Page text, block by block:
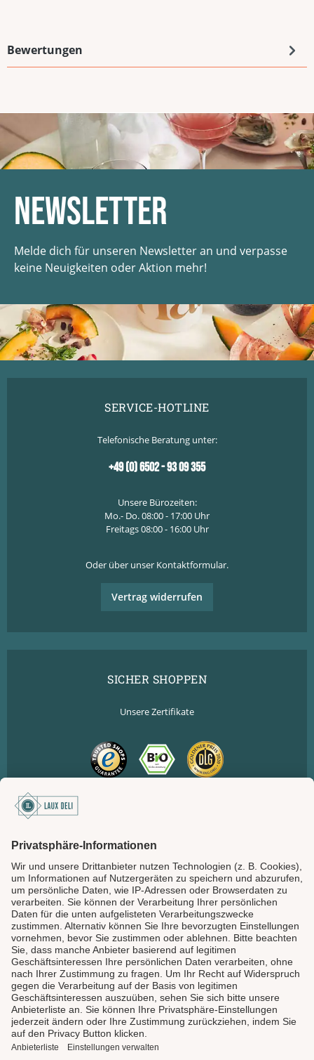
Bewertungen
Newsletter
Melde dich für unseren Newsletter an und verpasse
keine Neuigkeiten oder Aktion mehr!
SERVICE-HOTLINE
Telefonische Beratung unter:
+49 (0) 6502 - 93 09 355
Unsere Bürozeiten:
Mo.- Do. 08:00 - 17:00 Uhr
Freitags 08:00 - 16:00 Uhr
Oder über unser Kontaktformular.
Vertrag widerrufen
SICHER SHOPPEN
Unsere Zertifikate
SICHER BEZAHLEN
LAUX DELI
SERVICE
GENIESSEN